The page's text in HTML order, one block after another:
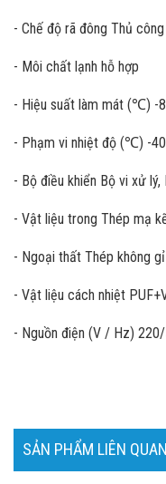
- Chế độ rã đông Thủ công
- Môi chất lạnh hỗ hợp
- Hiệu suất làm mát (℃) -
- Phạm vi nhiệt độ (℃) -
- Bộ điều khiển Bộ vi xử
- Vật liệu trong Thép mạ
- Ngoại thất Thép không gỉ
- Vật liệu cách nhiệt
- Nguồn điện (V / Hz)
SẢN PHẨM LIÊN QUAN